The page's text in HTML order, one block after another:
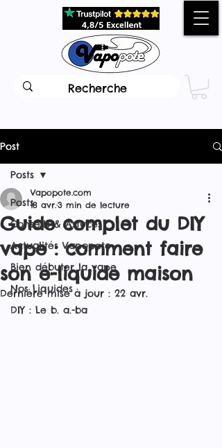
Post
Posts
Conseils & Astuces
Actualités Vapopote
Bien débuter la vape
Nos Liquides
DIY : Le b. a.-ba
Posts
Guide complet du DIY
vape : comment faire
son e-liquide maison
Vapopote.com
18 avr.3 min de lecture
Dernière mise à jour : 22 avr.